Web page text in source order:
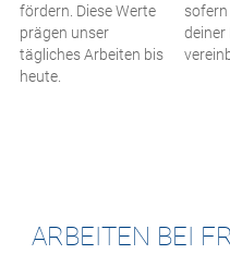
fördern. Diese Werte
prägen unser
tägliches Arbeiten bis
heute.
deiner
ARBEITEN BEI